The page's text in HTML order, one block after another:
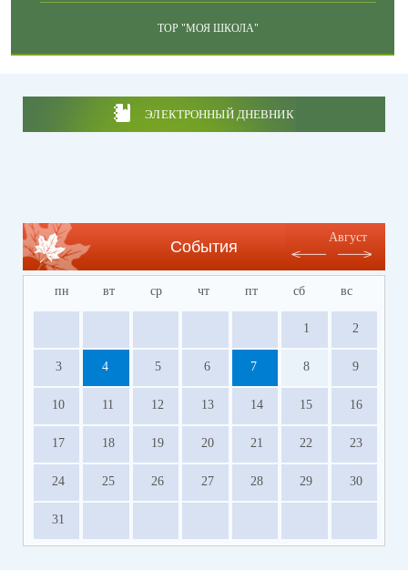
ТОР "МОЯ ШКОЛА"
ЭЛЕКТРОННЫЙ ДНЕВНИК
События
Август
пн вт ср чт пт сб вс
1 2
3 4 5 6 7 8 9
10 11 12 13 14 15 16
17 18 19 20 21 22 23
24 25 26 27 28 29 30
31